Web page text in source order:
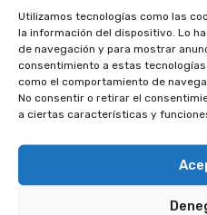
Utilizamos tecnologías como las
la información del dispositivo. Lo
de navegación y para mostrar
consentimiento a estas
como el comportamiento de
No consentir o retirar el
a ciertas características y
Una vez registrado,
ciertas ventajas: